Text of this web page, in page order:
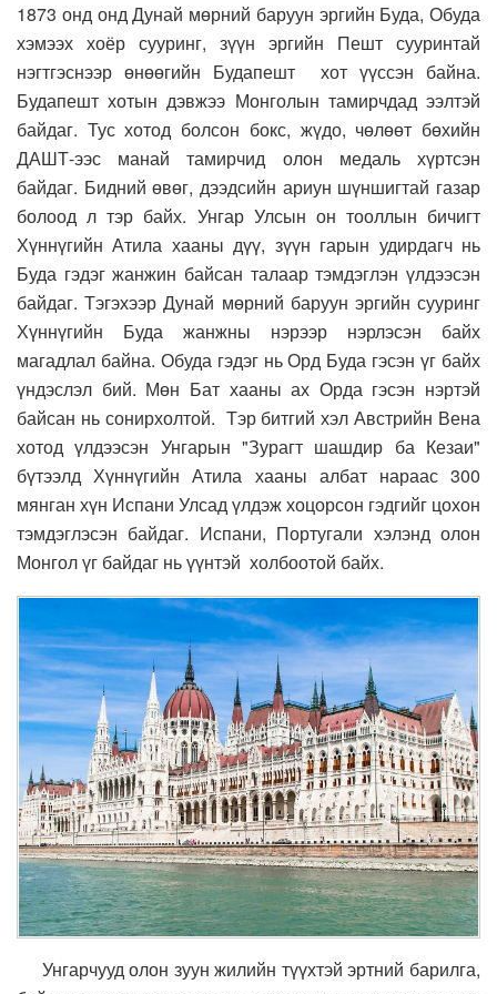
1873 онд онд Дунай мөрний баруун эргийн Буда, Обуда
хэмээх хоёр сууринг, зүүн эргийн Пешт сууринтай
нэгтгэснээр өнөөгийн Будапешт хот үүссэн байна.
Будапешт хотын дэвжээ Монголын тамирчдад ээлтэй
байдаг. Тус хотод болсон бокс, жүдо, чөлөөт бөхийн
ДАШТ-ээс манай тамирчид олон медаль хүртсэн
байдаг. Бидний өвөг, дээдсийн ариун шүншигтай газар
болоод л тэр байх. Унгар Улсын он тооллын бичигт
Хүннүгийн Атила хааны дүү, зүүн гарын удирдагч нь
Буда гэдэг жанжин байсан талаар тэмдэглэн үлдээсэн
байдаг. Тэгэхээр Дунай мөрний баруун эргийн сууринг
Хүннүгийн Буда жанжны нэрээр нэрлэсэн байх
магадлал байна. Обуда гэдэг нь Орд Буда гэсэн үг байх
үндэслэл бий. Мөн Бат хааны ах Орда гэсэн нэртэй
байсан нь сонирхолтой. Тэр битгий хэл Австрийн Вена
хотод үлдээсэн Унгарын "Зурагт шашдир ба Кезаи"
бүтээлд Хүннүгийн Атила хааны албат нараас 300
мянган хүн Испани Улсад үлдэж хоцорсон гэдгийг цохон
тэмдэглэсэн байдаг. Испани, Португали хэлэнд олон
Монгол үг байдаг нь үүнтэй холбоотой байх.
Унгарчууд олон зуун жилийн түүхтэй эртний барилга,